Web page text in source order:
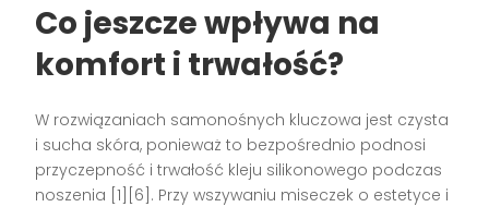
Co jeszcze wpływa na
komfort i trwałość?
W rozwiązaniach samonośnych kluczowa jest czysta
i sucha skóra, ponieważ to bezpośrednio podnosi
przyczepność i trwałość kleju silikonowego podczas
noszenia [1][6]. Przy wszywaniu miseczek o estetyce i